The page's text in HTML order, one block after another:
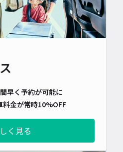
早く予約が可能に
料金が常時10%OFF
く見る